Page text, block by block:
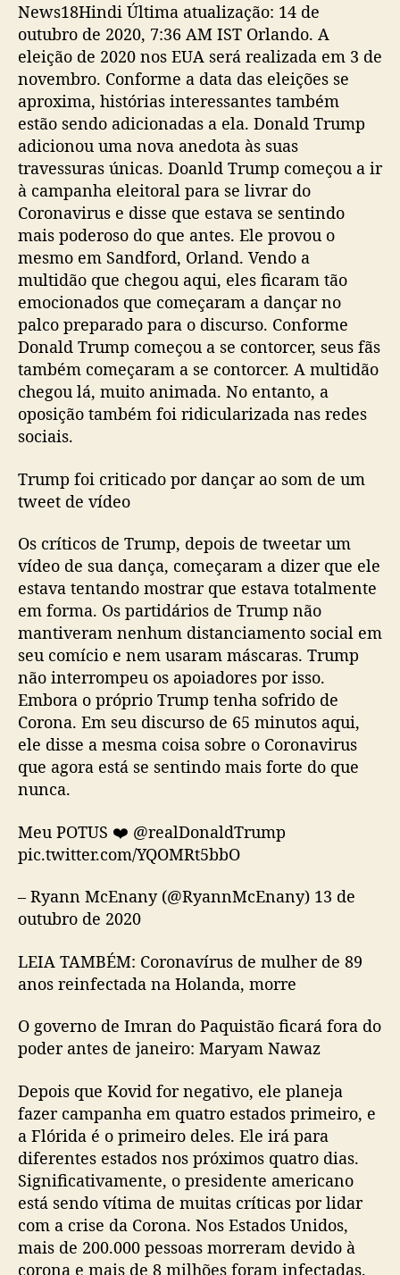
News18Hindi Última atualização: 14 de
outubro de 2020, 7:36 AM IST Orlando. A
eleição de 2020 nos EUA será realizada em 3 de
novembro. Conforme a data das eleições se
aproxima, histórias interessantes também
estão sendo adicionadas a ela. Donald Trump
adicionou uma nova anedota às suas
travessuras únicas. Doanld Trump começou a ir
à campanha eleitoral para se livrar do
Coronavirus e disse que estava se sentindo
mais poderoso do que antes. Ele provou o
mesmo em Sandford, Orland. Vendo a
multidão que chegou aqui, eles ficaram tão
emocionados que começaram a dançar no
palco preparado para o discurso. Conforme
Donald Trump começou a se contorcer, seus fãs
também começaram a se contorcer. A multidão
chegou lá, muito animada. No entanto, a
oposição também foi ridicularizada nas redes
sociais.
Trump foi criticado por dançar ao som de um
tweet de vídeo
Os críticos de Trump, depois de tweetar um
vídeo de sua dança, começaram a dizer que ele
estava tentando mostrar que estava totalmente
em forma. Os partidários de Trump não
mantiveram nenhum distanciamento social em
seu comício e nem usaram máscaras. Trump
não interrompeu os apoiadores por isso.
Embora o próprio Trump tenha sofrido de
Corona. Em seu discurso de 65 minutos aqui,
ele disse a mesma coisa sobre o Coronavirus
que agora está se sentindo mais forte do que
nunca.
Meu POTUS ❤️ @realDonaldTrump
pic.twitter.com/YQOMRt5bbO
– Ryann McEnany (@RyannMcEnany) 13 de
outubro de 2020
LEIA TAMBÉM: Coronavírus de mulher de 89
anos reinfectada na Holanda, morre
O governo de Imran do Paquistão ficará fora do
poder antes de janeiro: Maryam Nawaz
Depois que Kovid for negativo, ele planeja
fazer campanha em quatro estados primeiro, e
a Flórida é o primeiro deles. Ele irá para
diferentes estados nos próximos quatro dias.
Significativamente, o presidente americano
está sendo vítima de muitas críticas por lidar
com a crise da Corona. Nos Estados Unidos,
mais de 200.000 pessoas morreram devido à
corona e mais de 8 milhões foram infectadas.